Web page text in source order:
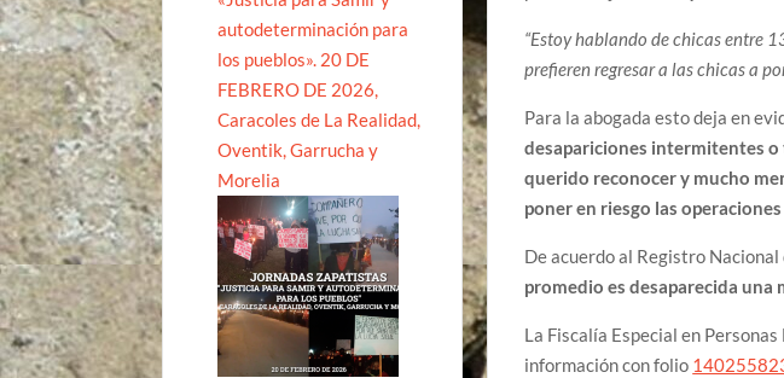
“Estoy hablando de chicas entre
prefieren regresar a las chicas a
Para la abogada esto deja en
desapariciones intermitentes
querido reconocer y mucho
poner en riesgo las
De acuerdo al Registro
promedio es desaparecida una
La Fiscalía Especial en
información con folio
autodeterminación para
los pueblos». 20 DE
FEBRERO DE 2026,
Caracoles de La Realidad,
Oventik, Garrucha y
Morelia